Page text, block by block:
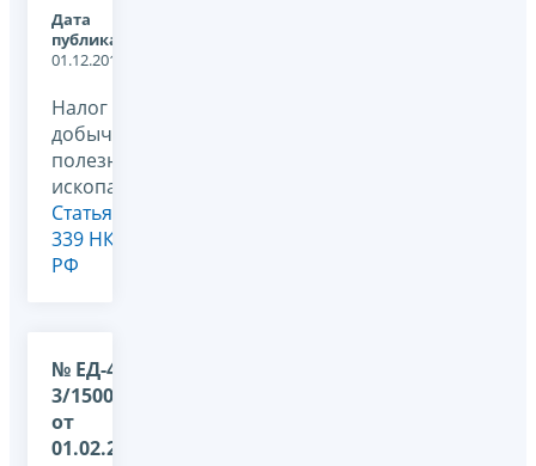
Дата
публикации:
01.12.2011
Налог на
добычу
полезных
ископаемых,
Статья
339 НК
РФ
№ ЕД-4-
3/1500@
от
01.02.2012